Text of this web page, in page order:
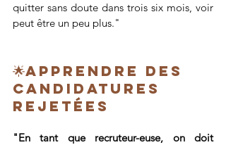
quitter sans doute dans trois six mois, voir
peut être un peu plus."
🌟Apprendre des
candidatures
rejetées
"En tant que recruteur-euse, on doit